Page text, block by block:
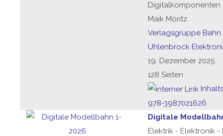
Digitalkomponenten
Maik Möritz
Verlagsgruppe Bahn
Uhlenbrock
19. Dezember 2025
128 Seiten
978-3987021626
Digitale
Elektrik - Elektronik